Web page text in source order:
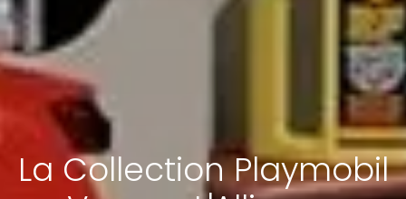
La Collection Playmobil